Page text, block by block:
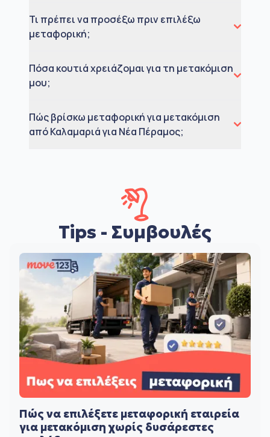
Τι πρέπει να προσέξω πριν επιλέξω
μεταφορική;
Πόσα κουτιά χρειάζομαι για τη μετακόμιση
μου;
Πώς βρίσκω μεταφορική για μετακόμιση
από Καλαμαριά για Νέα Πέραμος;
Tips - Συμβουλές
Πώς να επιλέξετε μεταφορική εταιρεία
για μετακόμιση χωρίς δυσάρεστες